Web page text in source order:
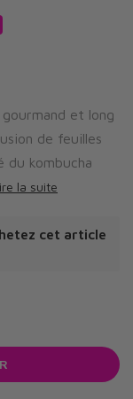
et long
de feuilles
du kombucha
la suite
cet article